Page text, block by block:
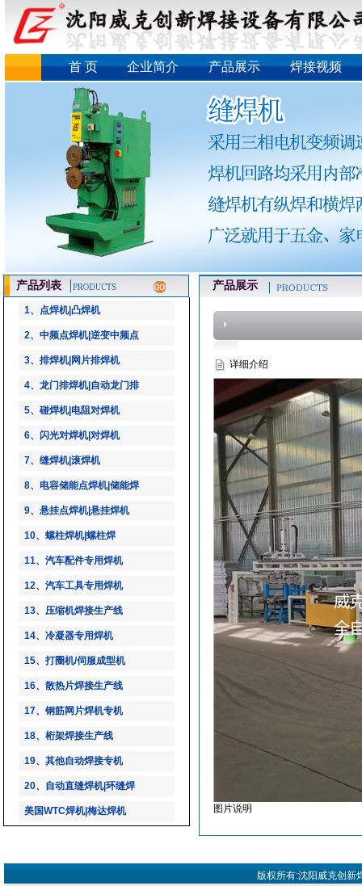
首 页 企业简介 产品展示 焊接视频
产品列表
1、点焊机|凸焊机
2、中频点焊机|逆变中频点
3、排焊机|网片排焊机
4、龙门排焊机|自动龙门排
5、碰焊机|电阻对焊机
6、闪光对焊机|对焊机
7、缝焊机|滚焊机
8、电容储能点焊机|储能焊
9、悬挂点焊机|悬挂焊机
10、螺柱焊机|螺柱焊
11、汽车配件专用焊机
12、汽车工具专用焊机
13、压缩机焊接生产线
14、冷凝器专用焊机
15、打圈机/伺服成型机
16、散热片焊接生产线
17、钢筋网片焊机专机
18、桁架焊接生产线
19、其他自动焊接专机
20、自动直缝焊机|环缝焊
美国WTC焊机|梅达焊机
产品展示
详细介绍
图片说明
版权所有:沈阳威克创